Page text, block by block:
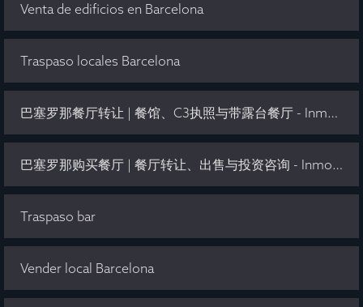
Venta de edificios en Barcelona
Traspaso locales Barcelona
巴塞罗那餐厅转让 | 餐馆、C3执照与带露台餐厅 - Inmo Olaya
巴塞罗那购买餐厅 | 餐厅转让、出售与投资咨询 - Inmo Olaya
Traspaso bar
Vender local Barcelona